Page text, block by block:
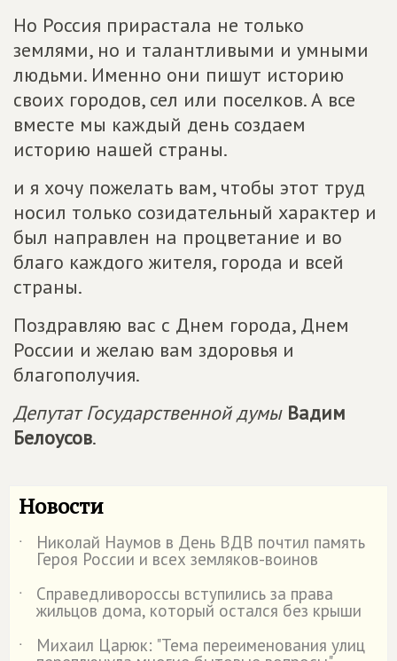
Но Россия прирастала не только
землями, но и талантливыми и умными
людьми. Именно они пишут историю
своих городов, сел или поселков. А все
вместе мы каждый день создаем
историю нашей страны.
и я хочу пожелать вам, чтобы этот труд
носил только созидательный характер и
был направлен на процветание и во
благо каждого жителя, города и всей
страны.
Поздравляю вас с Днем города, Днем
России и желаю вам здоровья и
благополучия.
Депутат Государственной думы Вадим
Белоусов.
Новости
˙ Николай Наумов в День ВДВ почтил память
Героя России и всех земляков-воинов
˙
Справедливороссы вступились за права
жильцов дома, который остался без крыши
˙
Михаил Царюк: "Тема переименования улиц